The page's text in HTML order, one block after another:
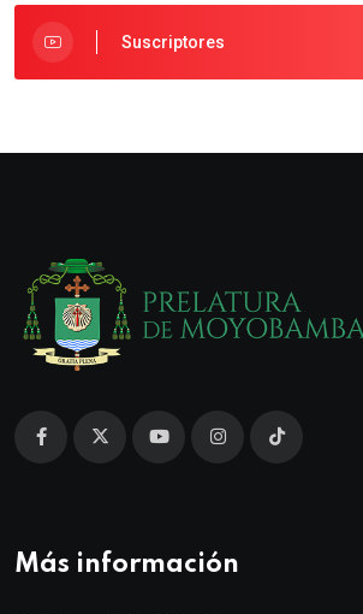
Suscriptores
Más información